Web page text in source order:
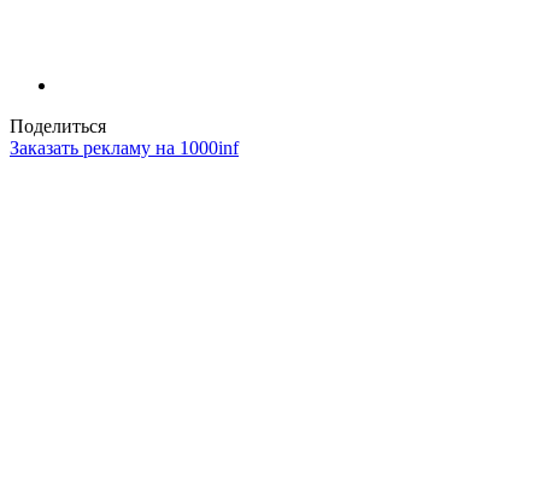
Поделиться
Заказать рекламу на 1000inf